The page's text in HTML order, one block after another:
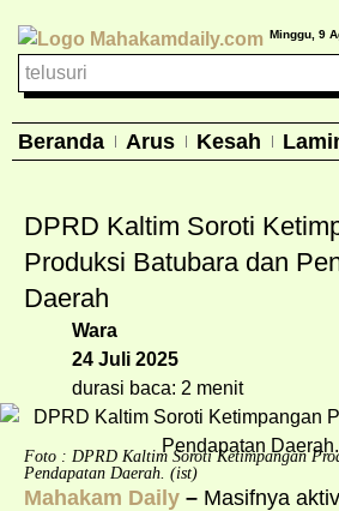
Minggu, 9
Beranda Arus Kesah
DPRD Kaltim Soroti
Produksi Batubara dan
Daerah
Wara
24 Juli 2025
durasi baca: 2 menit
Foto : DPRD Kaltim Soroti Ketimpangan
Pendapatan Daerah. (ist)
Mahakam Daily – Masifnya